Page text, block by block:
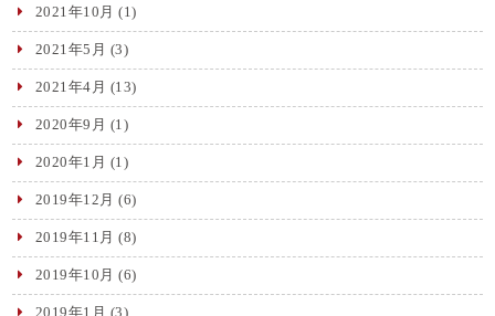
2021年10月 (1)
2021年5月 (3)
2021年4月 (13)
2020年9月 (1)
2020年1月 (1)
2019年12月 (6)
2019年11月 (8)
2019年10月 (6)
2019年1月 (3)